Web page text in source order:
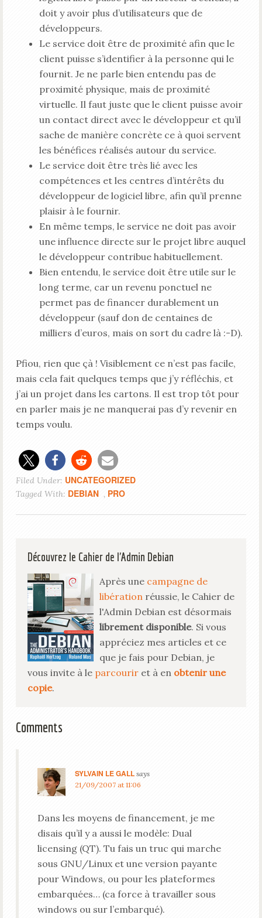
doit y avoir plus d’utilisateurs que de
développeurs.
Le service doit être de proximité afin que le
client puisse s’identifier à la personne qui le
fournit. Je ne parle bien entendu pas de
proximité physique, mais de proximité
virtuelle. Il faut juste que le client puisse avoir
un contact direct avec le développeur et qu’il
sache de manière concrète ce à quoi servent
les bénéfices réalisés autour du service.
Le service doit être très lié avec les
compétences et les centres d’intérêts du
développeur de logiciel libre, afin qu’il prenne
plaisir à le fournir.
En même temps, le service ne doit pas avoir
une influence directe sur le projet libre auquel
le développeur contribue habituellement.
Bien entendu, le service doit être utile sur le
long terme, car un revenu ponctuel ne
permet pas de financer durablement un
développeur (sauf don de centaines de
milliers d’euros, mais on sort du cadre là :-D).
Pfiou, rien que çà ! Visiblement ce n’est pas facile,
mais cela fait quelques temps que j’y réfléchis, et
j’ai un projet dans les cartons. Il est trop tôt pour
en parler mais je ne manquerai pas d’y revenir en
temps voulu.
Filed Under: UNCATEGORIZED
Tagged With: DEBIAN , PRO
Découvrez le Cahier de l'Admin Debian
Après une campagne de
libérationréussie, le Cahier de
l'Admin Debian est désormais
librement disponible. Si vous
appréciez mes articles et ce
que je fais pour Debian, je
vous invite à le parcouriret à en obtenir une
copie.
Comments
SYLVAIN LE GALL says
21/09/2007 at 11:06
Dans les moyens de financement, je me
disais qu’il y a aussi le modèle: Dual
licensing (QT). Tu fais un truc qui marche
sous GNU/Linux et une version payante
pour Windows, ou pour les plateformes
embarquées… (ca force à travailler sous
windows ou sur l’embarqué).